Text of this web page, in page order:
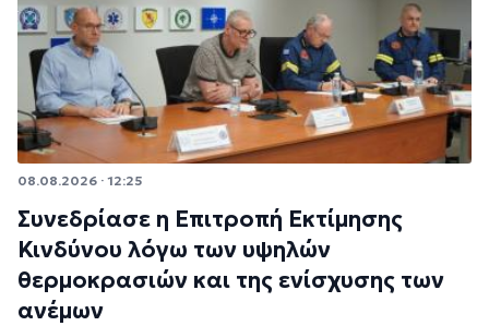
08.08.2026 · 12:25
Συνεδρίασε η Επιτροπή Εκτίμησης
Κινδύνου λόγω των υψηλών
θερμοκρασιών και της ενίσχυσης των
ανέμων